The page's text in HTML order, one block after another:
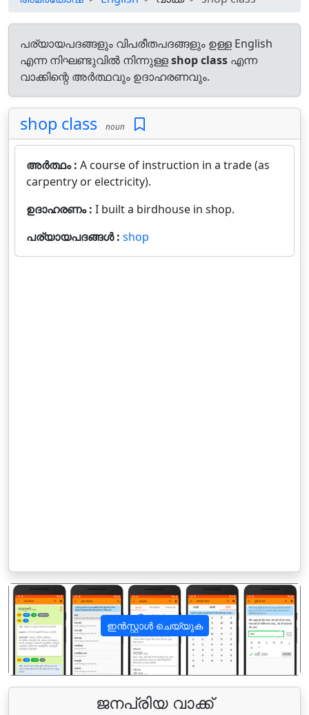
പര്യായപദങ്ങളും വിപരീതപദങ്ങളും ഉള്ള English
എന്ന നിഘണ്ടുവിൽ നിന്നുള്ളshop class എന്ന
വാക്കിന്റെ അർത്ഥവും ഉദാഹരണവും.
shop class noun
അർത്ഥം : A course of instruction in a trade (as
carpentry or electricity).
ഉദാഹരണം : I built a birdhouse in shop.
പര്യായപദങ്ങൾ : shop
ഇൻസ്റ്റാൾ ചെയ്യുക
पिछला अगला
ജനപ്രിയ വാക്ക്